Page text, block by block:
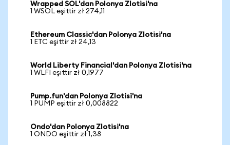
Wrapped SOL'dan Polonya Zlotisi'na
1 WSOL eşittir zł 274,11
Ethereum Classic'dan Polonya Zlotisi'na
1 ETC eşittir zł 24,13
World Liberty Financial'dan Polonya Zlotisi'na
1 WLFI eşittir zł 0,1977
Pump.fun'dan Polonya Zlotisi'na
1 PUMP eşittir zł 0,008822
Ondo'dan Polonya Zlotisi'na
1 ONDO eşittir zł 1,38